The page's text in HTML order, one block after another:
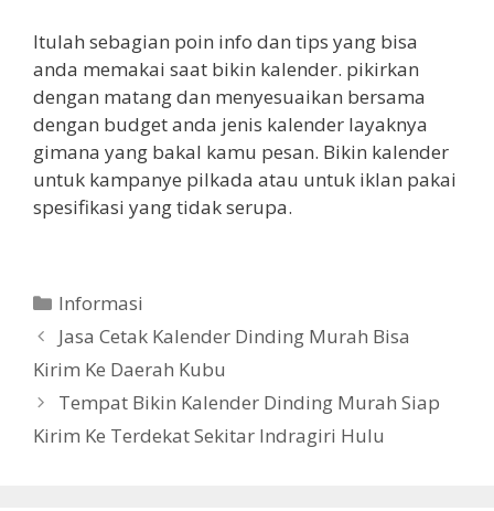
Itulah sebagian poin info dan tips yang bisa
anda memakai saat bikin kalender. pikirkan
dengan matang dan menyesuaikan bersama
dengan budget anda jenis kalender layaknya
gimana yang bakal kamu pesan. Bikin kalender
untuk kampanye pilkada atau untuk iklan pakai
spesifikasi yang tidak serupa.
Categories
Informasi
Jasa Cetak Kalender Dinding Murah Bisa
Kirim Ke Daerah Kubu
Tempat Bikin Kalender Dinding Murah Siap
Kirim Ke Terdekat Sekitar Indragiri Hulu